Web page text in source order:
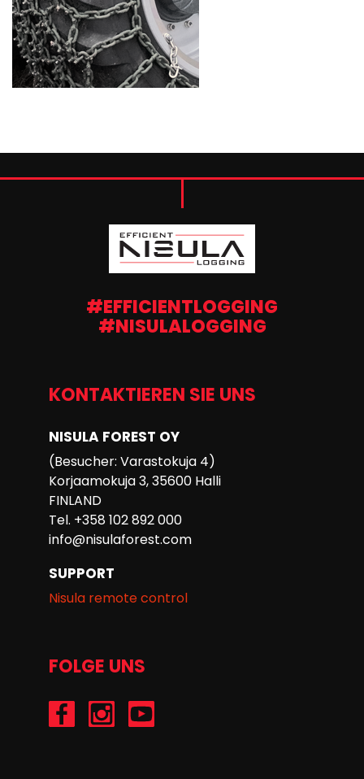
#EFFICIENTLOGGING
#NISULALOGGING
KONTAKTIEREN SIE UNS
NISULA FOREST OY
(Besucher: Varastokuja 4)
Korjaamokuja 3, 35600 Halli
FINLAND
Tel. +358 102 892 000
info@nisulaforest.com
SUPPORT
Nisula remote control
FOLGE UNS
/Nisulaforest@nisulaforest